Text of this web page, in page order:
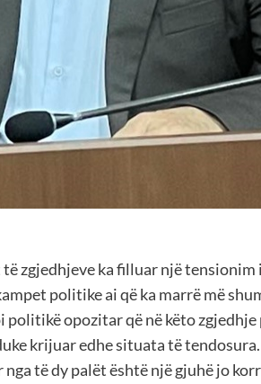
zgjedhjeve ka filluar një
politike ai që ka marrë më
opozitar që në këto
krijuar edhe situata të
të dy palët është një gjuhë jo